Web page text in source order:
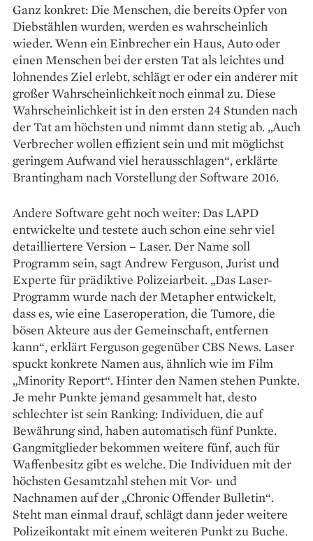
Ganz konkret: Die Menschen, die bereits Opfer von
Diebstählen wurden, werden es wahrscheinlich
wieder. Wenn ein Einbrecher ein Haus, Auto oder
einen Menschen bei der ersten Tat als leichtes und
lohnendes Ziel erlebt, schlägt er oder ein anderer mit
großer Wahrscheinlichkeit noch einmal zu. Diese
Wahrscheinlichkeit ist in den ersten 24 Stunden nach
der Tat am höchsten und nimmt dann stetig ab. „Auch
Verbrecher wollen effizient sein und mit möglichst
geringem Aufwand viel herausschlagen“, erklärte
Brantingham nach Vorstellung der Software 2016.
Andere Software geht noch weiter: Das LAPD
entwickelte und testete auch schon eine sehr viel
detailliertere Version – Laser. Der Name soll
Programm sein, sagt Andrew Ferguson, Jurist und
Experte für prädiktive Polizeiarbeit. „Das Laser-
Programm wurde nach der Metapher entwickelt,
dass es, wie eine Laseroperation, die Tumore, die
bösen Akteure aus der Gemeinschaft, entfernen
kann“, erklärt Ferguson gegenüber CBS News. Laser
spuckt konkrete Namen aus, ähnlich wie im Film
„Minority Report“. Hinter den Namen stehen Punkte.
Je mehr Punkte jemand gesammelt hat, desto
schlechter ist sein Ranking: Individuen, die auf
Bewährung sind, haben automatisch fünf Punkte.
Gangmitglieder bekommen weitere fünf, auch für
Waffenbesitz gibt es welche. Die Individuen mit der
höchsten Gesamtzahl stehen mit Vor- und
Nachnamen auf der „Chronic Offender Bulletin“.
Steht man einmal drauf, schlägt dann jeder weitere
Polizeikontakt mit einem weiteren Punkt zu Buche.